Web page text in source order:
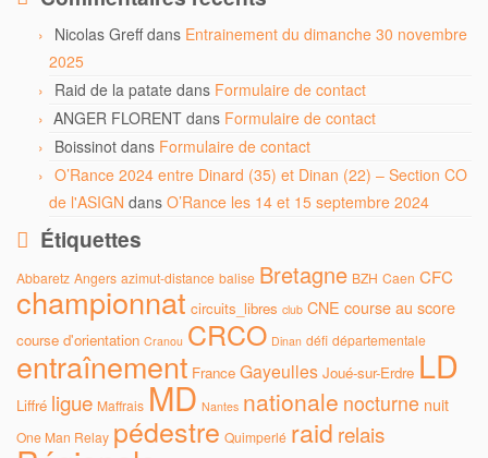
Nicolas Greffdans Entrainement du dimanche 30 novembre
2025
Raid de la patate dans Formulaire de contact
ANGER FLORENT dans Formulaire de contact
Boissinot dans Formulaire de contact
O’Rance 2024 entre Dinard (35) et Dinan (22) – Section CO
de l'ASIGN dans O’Rance les 14 et 15 septembre 2024
Étiquettes
Abbaretz Angers azimut-distance balise Bretagne BZH Caen CFC
championnat circuits_libres club CNE course au score
course d'orientation Cranou CRCO Dinan défi départementale
entraînement France Gayeulles Joué-sur-Erdre LD
Liffré ligue Maffrais MD Nantes nationale nocturne nuit
One Man Relay pédestre Quimperlé raid relais